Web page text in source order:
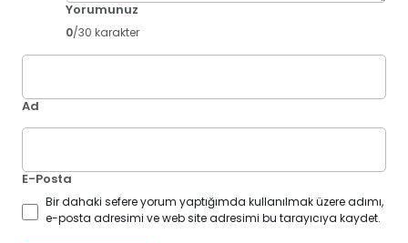
Yorumunuz
0/30 karakter
Ad
E-Posta
Bir dahaki sefere yorum yaptığımda kullanılmak üzere adımı,
e-posta adresimi ve web site adresimi bu tarayıcıya kaydet.